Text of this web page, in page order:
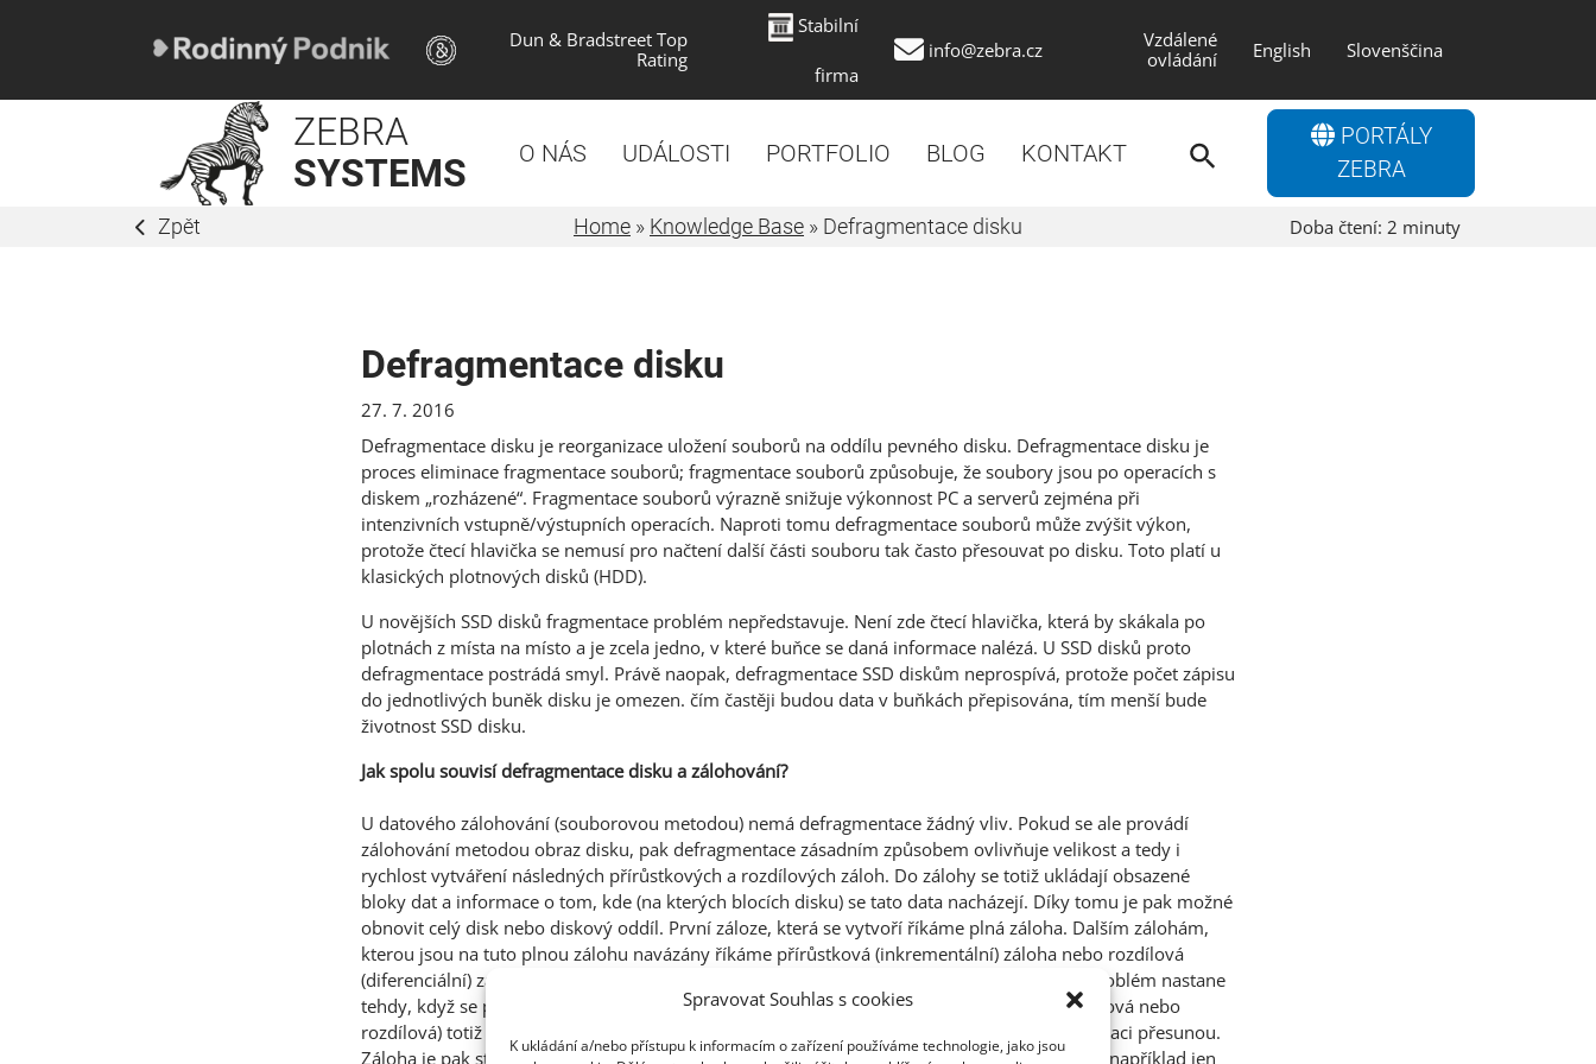
Spravovat Souhlas s cookies
K ukládání a/nebo přístupu k informacím o zařízení používáme technologie, jako jsou
Dun & Bradstreet Top
Rating
Stabilní
firma
info@zebra.cz
Vzdálené
ovládání
English Slovenščina
ZEBRA
SYSTEMS
O NÁS UDÁLOSTI PORTFOLIO BLOG KONTAKT
PORTÁLY
ZEBRA
Zpět Home » Knowledge Base » Defragmentace disku Doba čtení: 2 minuty
Defragmentace disku
27. 7. 2016
Defragmentace disku je reorganizace uložení souborů na oddílu pevného disku. Defragmentace disku je
proces eliminace fragmentace souborů; fragmentace souborů způsobuje, že soubory jsou po operacích s
diskem „rozházené“. Fragmentace souborů výrazně snižuje výkonnost PC a serverů zejména při
intenzivních vstupně/výstupních operacích. Naproti tomu defragmentace souborů může zvýšit výkon,
protože čtecí hlavička se nemusí pro načtení další části souboru tak často přesouvat po disku. Toto platí u
klasických plotnových disků (HDD).
U novějších SSD disků fragmentace problém nepředstavuje. Není zde čtecí hlavička, která by skákala po
plotnách z místa na místo a je zcela jedno, v které buňce se daná informace nalézá. U SSD disků proto
defragmentace postrádá smyl. Právě naopak, defragmentace SSD diskům neprospívá, protože počet zápisu
do jednotlivých buněk disku je omezen. čím častěji budou data v buňkách přepisována, tím menší bude
životnost SSD disku.
Jak spolu souvisí defragmentace disku a zálohování?
U datového zálohování (souborovou metodou) nemá defragmentace žádný vliv. Pokud se ale provádí
zálohování metodou obraz disku, pak defragmentace zásadním způsobem ovlivňuje velikost a tedy i
rychlost vytváření následných přírůstkových a rozdílových záloh. Do zálohy se totiž ukládají obsazené
bloky dat a informace o tom, kde (na kterých blocích disku) se tato data nacházejí. Díky tomu je pak možné
obnovit celý disk nebo diskový oddíl. První záloze, která se vytvoří říkáme plná záloha. Dalším zálohám,
kterou jsou na tuto plnou zálohu navázány říkáme přírůstková (inkrementální) záloha nebo rozdílová
(diferenciální) záloha. Jaký je v těchto typech záloh rozdíl se můžete
. Problém nastane
tehdy, když se po vytvoření zálohy provede defragmentace. Následná záloha (ať už přírůstková nebo
rozdílová) totiž bude obsahovat 100% změn. Všechny bloky na disku se totiž při defragmentaci přesunou.
Záloha je pak stejně velká jako plná záloha. Bez provedení defragmentace by změny tvořily například jen